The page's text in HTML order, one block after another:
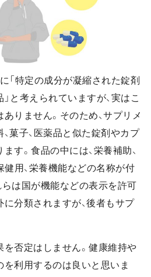
「特定の成分が凝縮された錠剤
と考えられていますが、実はこ
りません。そのため、サプリメ
菓子、医薬品と似た錠剤やカプ
す。食品の中には、栄養補助、
健用、栄養機能などの名称が付
らは国が機能などの表示を許可
分類されますが、後者もサプ
否定はしません。健康維持や
利用するのは良いと思いま